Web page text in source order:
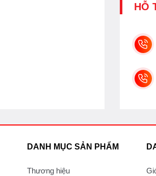
HỖ
DANH MỤC SẢN PHẨM
Thương hiệu